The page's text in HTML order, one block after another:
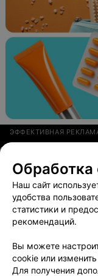
ЭФФЕКТИВНАЯ
Pro-Service
Минск, ул. В.
РЕМОНТ ТЕЛЕФОНОВ
iProf
Минск, ул.
Наш сайт
удобства
статистики и
рекомендаций.
Вы можете
cookie или
Для получения